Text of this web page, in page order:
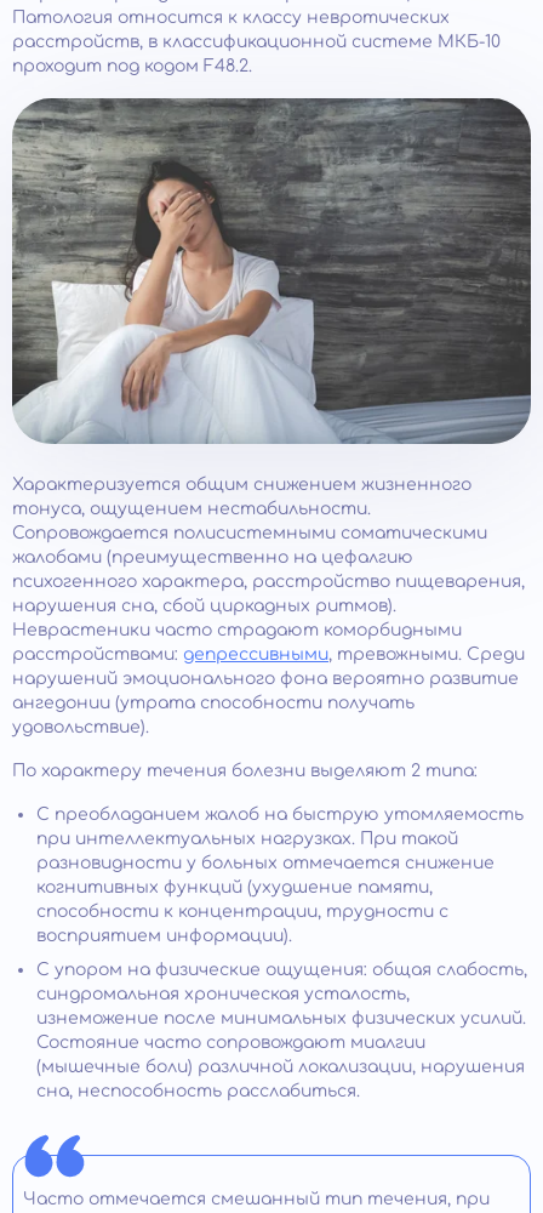
Патология относится к классу невротических
расстройств, в классификационной системе МКБ-10
проходит под кодом F48.2.
Характеризуется общим снижением жизненного
тонуса, ощущением нестабильности.
Сопровождается полисистемными соматическими
жалобами (преимущественно на цефалгию
психогенного характера, расстройство пищеварения,
нарушения сна, сбой циркадных ритмов).
Неврастеники часто страдают коморбидными
расстройствами: депрессивными, тревожными. Среди
нарушений эмоционального фона вероятно развитие
ангедонии (утрата способности получать
удовольствие).
По характеру течения болезни выделяют 2 типа:
С преобладанием жалоб на быструю утомляемость
при интеллектуальных нагрузках. При такой
разновидности у больных отмечается снижение
когнитивных функций (ухудшение памяти,
способности к концентрации, трудности с
восприятием информации).
С упором на физические ощущения: общая слабость,
синдромальная хроническая усталость,
изнеможение после минимальных физических усилий.
Состояние часто сопровождают миалгии
(мышечные боли) различной локализации, нарушения
сна, неспособность расслабиться.
Часто отмечается смешанный тип течения, при